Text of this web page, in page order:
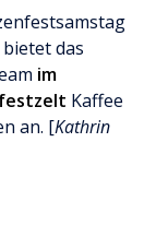
das
im
Kaffee
an. [Kathrin